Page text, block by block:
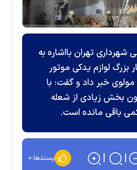
تهران بااشاره به
لوازم یدکی موتور
خبر داد و گفت: با
بخش زیادی از شعله
باقی مانده است.
پسندها:۰